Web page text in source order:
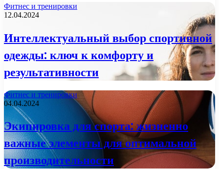
Фитнес и тренировки
12.04.2024
Интеллектуальный выбор спортивной
одежды: ключ к комфорту и
результативности
Фитнес и тренировки
04.04.2024
Экипировка для спорта: жизненно
важные элементы для оптимальной
производительности